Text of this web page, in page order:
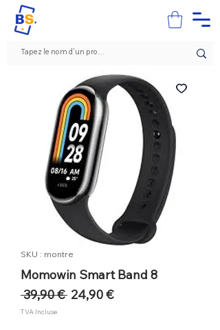
SKU : montre
Momowin Smart Band 8
39,90 € Prix
24,90 €Prix
TVA Incluse